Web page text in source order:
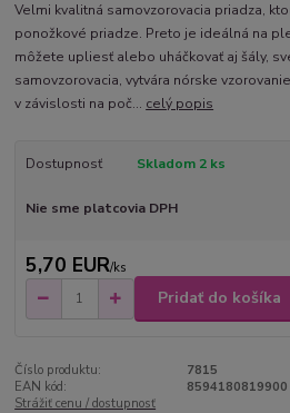
Velmi kvalitná samovzorovacia priadza,
ponožkové priadze. Preto je ideálná na
môžete upliesť alebo uháčkovať aj šály,
samovzorovacia, vytvára nórske
v závislosti na poč... celý popis
Dostupnosť Skladom 2 ks
Nie sme platcovia DPH
5,70 EUR/ks
Pridať do košíka
Číslo produktu:
7815
EAN kód:
8594180819900
Strážiť cenu / dostupnosť